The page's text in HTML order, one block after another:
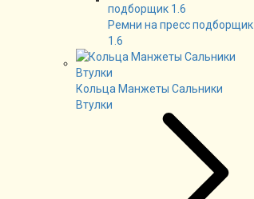
Ремни на пресс подборщик
1.6
Кольца Манжеты Сальники
Втулки